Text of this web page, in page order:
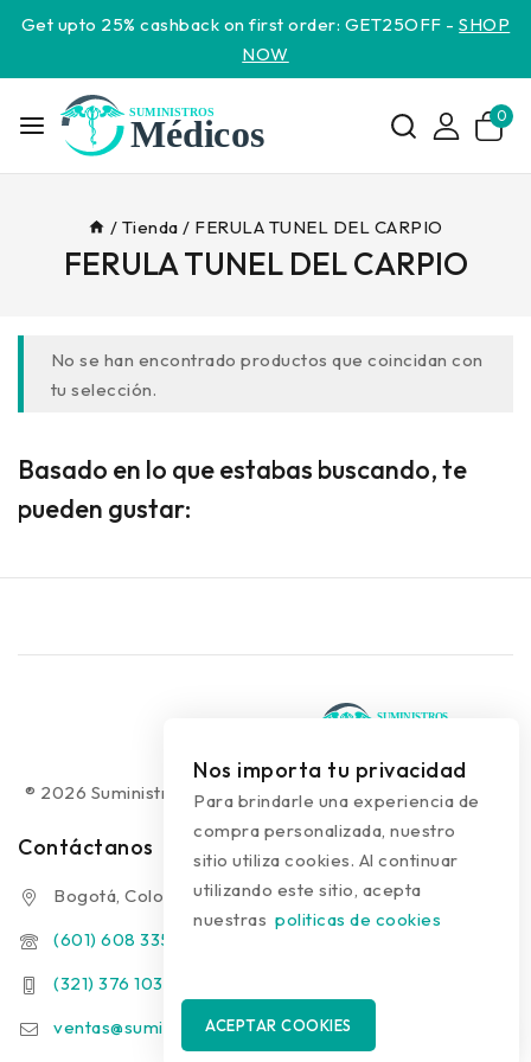
Get upto 25% cashback on first order: GET25OFF -SHOP
NOW
0
/ Tienda / FERULA TUNEL DEL CARPIO
FERULA TUNEL DEL CARPIO
No se han encontrado productos que coincidan con
tu selección.
Basado en lo que estabas buscando, te
pueden gustar:
® 2026 Suministros Médicos Diseño web: colguía.com.co
Contáctanos
Bogotá, Colombia
(601) 608 3354
(321) 376 1031 - (313) 289 9910
ventas@suministrosmedicos.co
Nos importa tu privacidad
Para brindarle una experiencia de
compra personalizada, nuestro
sitio utiliza cookies. Al continuar
utilizando este sitio, acepta
nuestras politicas de cookies
ACEPTAR COOKIES